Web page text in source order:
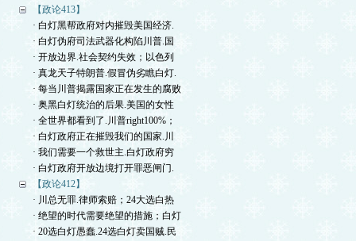
【政论413】
· 白灯黑帮政府对内摧毁美国经济.
· 白灯伪府司法武器化构陷川普.国
· 开放边界.社会契约失效；以色列
· 真龙天子特朗普.假冒伪劣瞧白灯.
· 每当川普揭露国家正在发生的腐败
· 奥黑白灯统治的后果.美国的女性
· 全世界都看到了.川普right100%；
· 白灯政府正在摧毁我们的国家.川
· 我们需要一个救世主.白灯政府穷
· 白灯政府开放边境打开罪恶闸门.
【政论412】
· 川总无罪.律师索赔；24大选白热
· 绝望的时代需要绝望的措施；白灯
· 20选白灯愚蠢.24选白灯卖国贼.民